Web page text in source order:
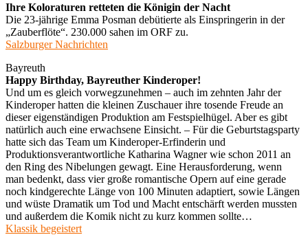
Ihre Koloraturen retteten die Königin der Nacht
Die 23-jährige Emma Posman debütierte als Einspringerin in der
„Zauberflöte“. 230.000 sahen im ORF zu.
Salzburger Nachrichten
Bayreuth
Happy Birthday, Bayreuther Kinderoper!
Und um es gleich vorwegzunehmen – auch im zehnten Jahr der
Kinderoper hatten die kleinen Zuschauer ihre tosende Freude an
dieser eigenständigen Produktion am Festspielhügel. Aber es gibt
natürlich auch eine erwachsene Einsicht. – Für die Geburtstagsparty
hatte sich das Team um Kinderoper-Erfinderin und
Produktionsverantwortliche Katharina Wagner wie schon 2011 an
den Ring des Nibelungen gewagt. Eine Herausforderung, wenn
man bedenkt, dass vier große romantische Opern auf eine gerade
noch kindgerechte Länge von 100 Minuten adaptiert, sowie Längen
und wüste Dramatik um Tod und Macht entschärft werden mussten
und außerdem die Komik nicht zu kurz kommen sollte…
Klassik begeistert